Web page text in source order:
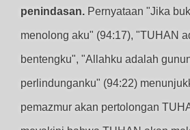
penindasan. Pernyataan "Jika
menolong aku" (94:17), "TUHAN
bentengku", "Allahku adalah
perlindunganku" (94:22)
pemazmur akan pertolongan